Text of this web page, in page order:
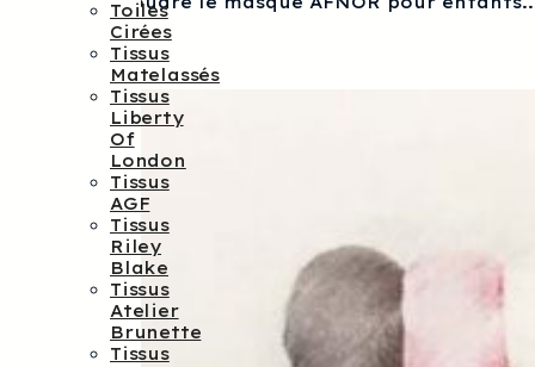
Toiles
Cirées
Tissus
Matelassés
Tissus
Liberty
Of
London
Tissus
AGF
Tissus
Riley
Blake
Tissus
Atelier
Brunette
Tissus